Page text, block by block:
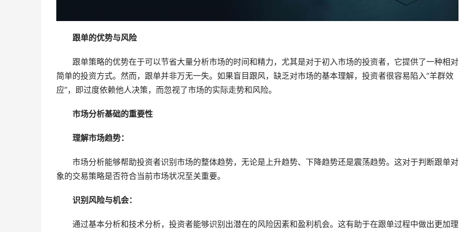
跟单的优势与风险
跟单策略的优势在于可以节省大量分析市场的时间和精力，尤其是对于初入市场的投资者，它提供了一种相对
简单的投资方式。然而，跟单并非万无一失。如果盲目跟风，缺乏对市场的基本理解，投资者很容易陷入“羊群效
应”，即过度依赖他人决策，而忽视了市场的实际走势和风险。
市场分析基础的重要性
理解市场趋势：
市场分析能够帮助投资者识别市场的整体趋势，无论是上升趋势、下降趋势还是震荡趋势。这对于判断跟单对
象的交易策略是否符合当前市场状况至关重要。
识别风险与机会：
通过基本分析和技术分析，投资者能够识别出潜在的风险因素和盈利机会。这有助于在跟单过程中做出更加理